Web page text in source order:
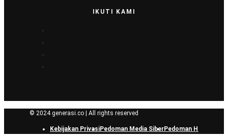
IKUTI KAMI
© 2024 generasi.co | All rights reserved
Kebijakan PrivasiPedoman Media SiberPedoman Hak Jawab